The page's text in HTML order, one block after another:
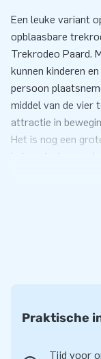
Een leuke variant
opblaasbare
Trekrodeo Paard.
kunnen kinderen
persoon
middel van de vier
attractie in
Het is nog een
iedere deelnemer
In slechts 10
5 jaar garantie
Vertrouw op
Praktische
Tijd voor